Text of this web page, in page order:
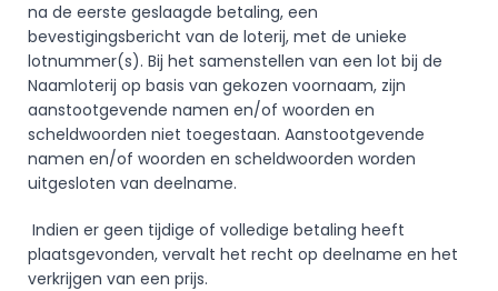
na de eerste geslaagde betaling, een
bevestigingsbericht van de loterij, met de unieke
lotnummer(s). Bij het samenstellen van een lot bij de
Naamloterij op basis van gekozen voornaam, zijn
aanstootgevende namen en/of woorden en
scheldwoorden niet toegestaan. Aanstootgevende
namen en/of woorden en scheldwoorden worden
uitgesloten van deelname.
Indien er geen tijdige of volledige betaling heeft
plaatsgevonden, vervalt het recht op deelname en het
verkrijgen van een prijs.